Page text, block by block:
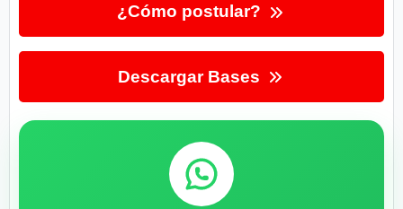
¿Cómo postular?
Descargar Bases